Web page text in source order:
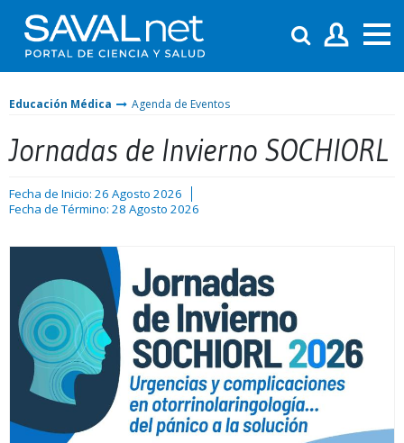
Educación Médica Agenda de Eventos
Jornadas de Invierno SOCHIORL
Fecha de Inicio: 26 Agosto 2026
Fecha de Término: 28 Agosto 2026